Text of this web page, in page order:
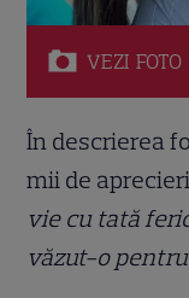
VEZI FOTO
În descrierea
mii de
vie cu tată
văzut-o